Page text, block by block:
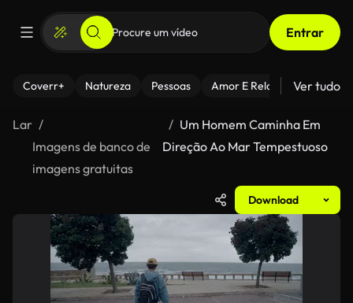
Entrar
Coverr+ Natureza Pessoas Amor E Relacionamentos
Ver tudo
Lar
Imagens de banco de
imagens gratuitas
Um Homem Caminha Em
Direção Ao Mar Tempestuoso
Download